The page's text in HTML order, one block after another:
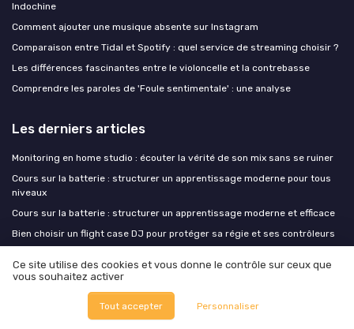
Indochine
Comment ajouter une musique absente sur Instagram
Comparaison entre Tidal et Spotify : quel service de streaming choisir ?
Les différences fascinantes entre le violoncelle et la contrebasse
Comprendre les paroles de 'Foule sentimentale' : une analyse
Les derniers articles
Monitoring en home studio : écouter la vérité de son mix sans se ruiner
Cours sur la batterie : structurer un apprentissage moderne pour tous
niveaux
Cours sur la batterie : structurer un apprentissage moderne et efficace
Bien choisir un flight case DJ pour protéger sa régie et ses contrôleurs
décide pour vous
Music Insiders
Ce site utilise des cookies et vous donne le contrôle sur ceux que
vous souhaitez activer
Tout accepter Personnaliser